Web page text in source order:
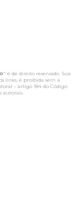
" é de direito reservado. Sua
links, é proibida sem a
– artigo 184 do Código
autorais.